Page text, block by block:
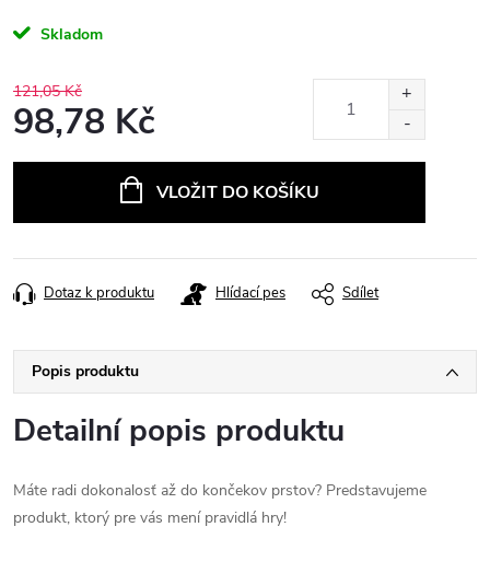
Skladom
121,05 Kč
98,78 Kč
VLOŽIT DO KOŠÍKU
Dotaz k produktu Hlídací pes Sdílet
Popis produktu
Detailní popis produktu
Máte radi dokonalosť až do končekov prstov? Predstavujeme
produkt, ktorý pre vás mení pravidlá hry!